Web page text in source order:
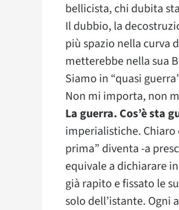
bellicista, chi dubita
Il dubbio, la
più spazio nella curva
metterebbe nella sua
Siamo in “quasi
Non mi importa, non
La guerra. Cos’è sta
imperialistiche. Chiaro
prima” diventa -a
equivale a dichiarare
già rapito e fissato le
solo dell’istante. Ogni